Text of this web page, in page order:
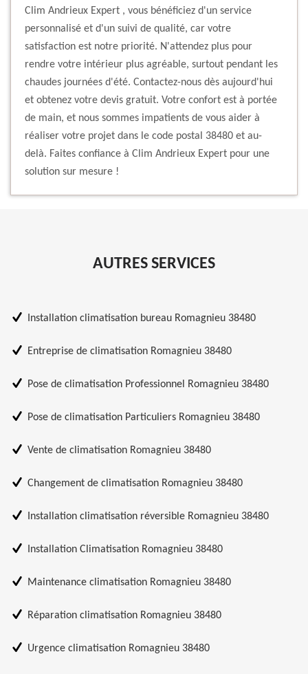
Clim Andrieux Expert , vous bénéficiez d'un service
personnalisé et d'un suivi de qualité, car votre
satisfaction est notre priorité. N'attendez plus pour
rendre votre intérieur plus agréable, surtout pendant les
chaudes journées d'été. Contactez-nous dès aujourd'hui
et obtenez votre devis gratuit. Votre confort est à portée
de main, et nous sommes impatients de vous aider à
réaliser votre projet dans le code postal 38480 et au-
delà. Faites confiance à Clim Andrieux Expert pour une
solution sur mesure !
AUTRES SERVICES
Installation climatisation bureau Romagnieu 38480
Entreprise de climatisation Romagnieu 38480
Pose de climatisation Professionnel Romagnieu 38480
Pose de climatisation Particuliers Romagnieu 38480
Vente de climatisation Romagnieu 38480
Changement de climatisation Romagnieu 38480
Installation climatisation réversible Romagnieu 38480
Installation Climatisation Romagnieu 38480
Maintenance climatisation Romagnieu 38480
Réparation climatisation Romagnieu 38480
Urgence climatisation Romagnieu 38480